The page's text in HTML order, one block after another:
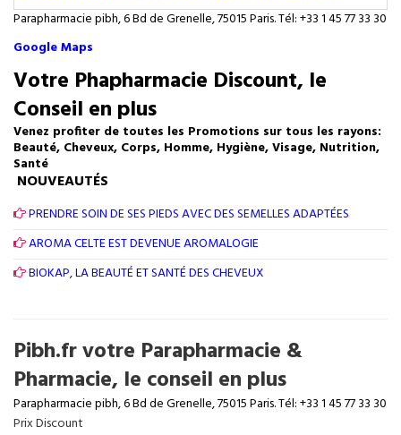
Parapharmacie pibh, 6 Bd de Grenelle, 75015 Paris. Tél: +33 1 45 77 33 30
Google Maps
Votre Phapharmacie Discount, le
Conseil en plus
Venez profiter de toutes les Promotions sur tous les rayons:
Beauté, Cheveux, Corps, Homme, Hygiène, Visage, Nutrition,
Santé
NOUVEAUTÉS
PRENDRE SOIN DE SES PIEDS AVEC DES SEMELLES ADAPTÉES
AROMA CELTE EST DEVENUE AROMALOGIE
BIOKAP, LA BEAUTÉ ET SANTÉ DES CHEVEUX
Pibh.fr votre Parapharmacie &
Pharmacie, le conseil en plus
Parapharmacie pibh, 6 Bd de Grenelle, 75015 Paris. Tél: +33 1 45 77 33 30
Prix Discount